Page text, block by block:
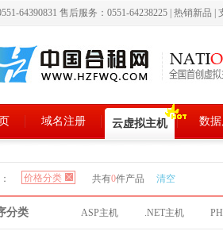
64390831 售后服务：0551-64238225 热销新品
域名注册 云虚拟主机 数
价格分类 共有0件产品 清空
分类 ASP主机 .NET主机